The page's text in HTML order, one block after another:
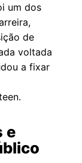
um dos
de
voltada
a fixar
e